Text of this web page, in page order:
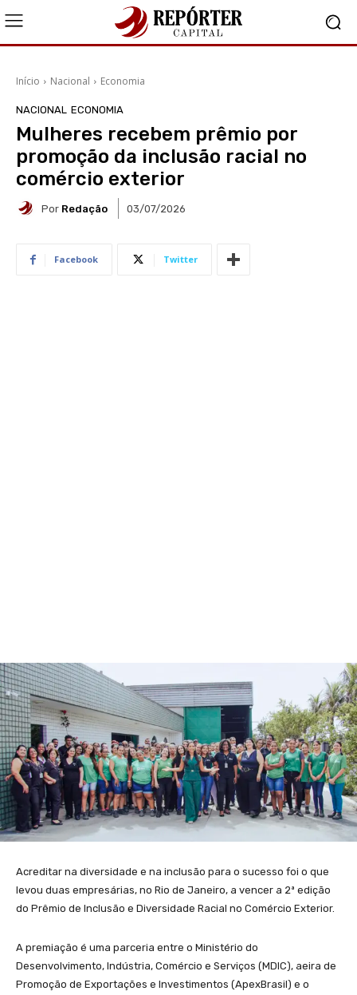
Início Nacional Economia
NACIONAL ECONOMIA
Mulheres recebem prêmio por
promoção da inclusão racial no
comércio exterior
Por Redação 03/07/2026
Facebook Twitter
Acreditar na diversidade e na inclusão para o sucesso foi o que
levou duas empresárias, no Rio de Janeiro, a vencer a 2ª edição
do Prêmio de Inclusão e Diversidade Racial no Comércio Exterior.
A premiação é uma parceria entre o Ministério do
Desenvolvimento, Indústria, Comércio e Serviços (MDIC), aeira de
Promoção de Exportações e Investimentos (ApexBrasil) e o